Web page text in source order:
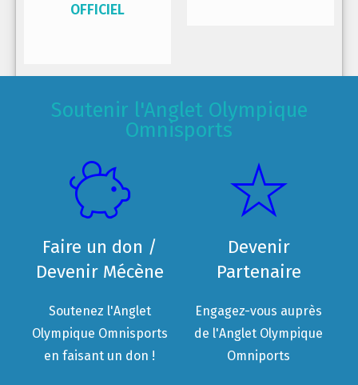
OFFICIEL
Soutenir l'Anglet Olympique
Omnisports
Faire un don /
Devenir Mécène
Soutenez l'Anglet
Olympique Omnisports
en faisant un don !
Devenir
Partenaire
Engagez-vous auprès
de l'Anglet Olympique
Omniports